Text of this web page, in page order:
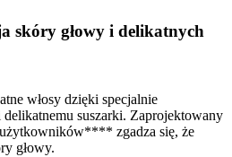
skóry głowy i delikatnych
włosy dzięki specjalnie
suszarki. Zaprojektowany
zgadza się, że
głowy.